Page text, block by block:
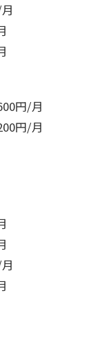
円/月
円/月